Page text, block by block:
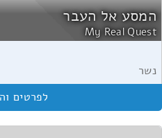
המסע אל העבר
My Real Quest
נשר